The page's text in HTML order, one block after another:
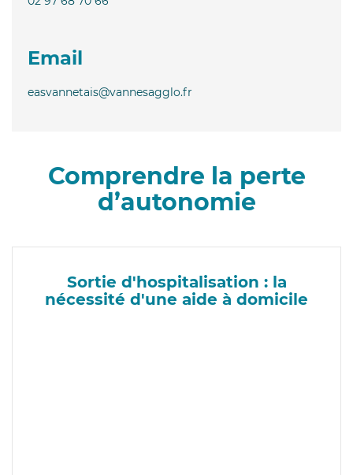
Email
easvannetais@vannesagglo.fr
Comprendre la perte
d’autonomie
Sortie d'hospitalisation : la
nécessité d'une aide à domicile